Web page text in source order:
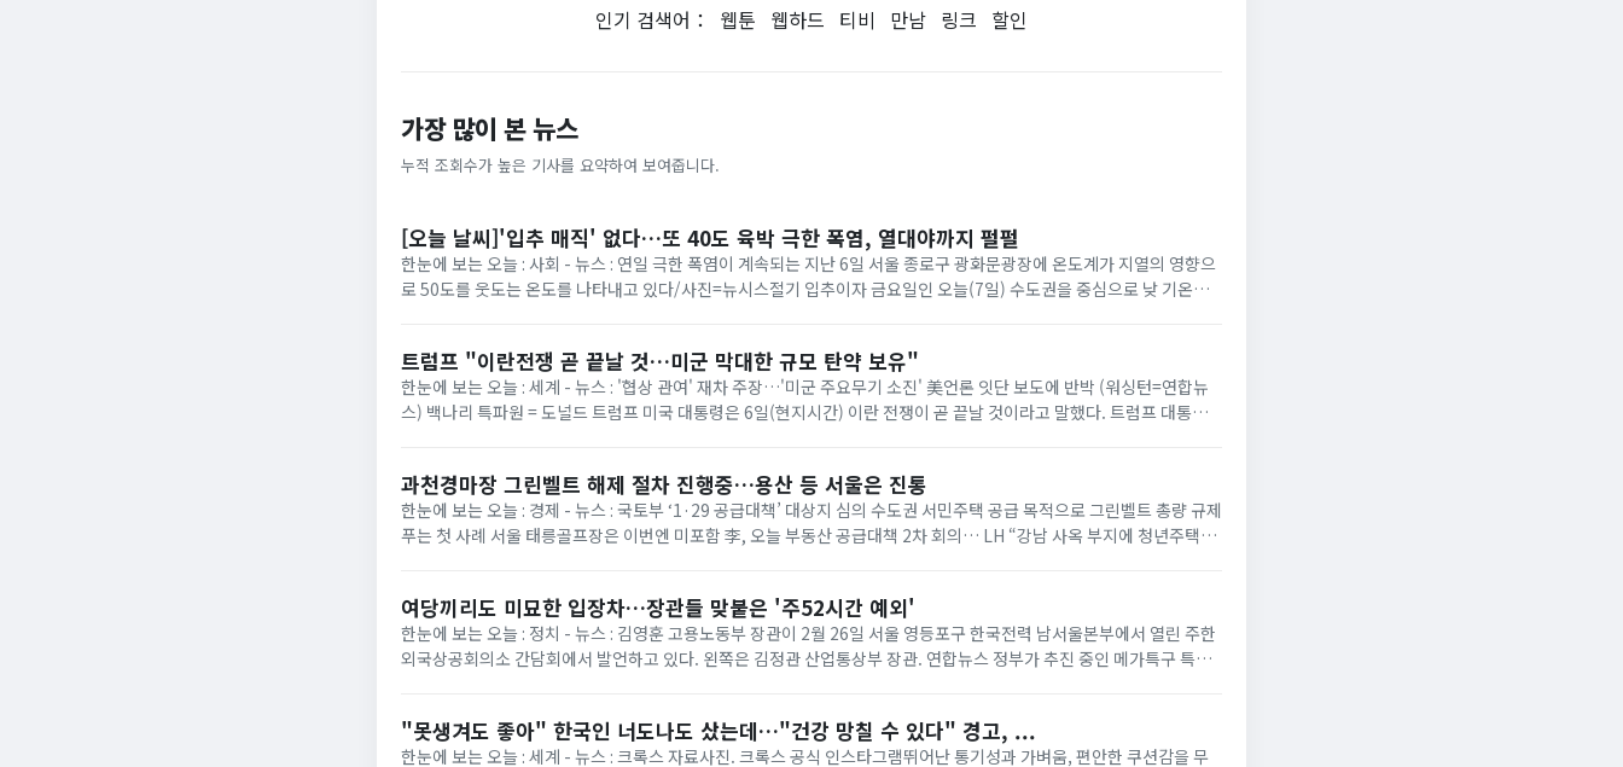
인기 검색어： 웹툰 웹하드 티비 만남 링크 할인
가장 많이 본 뉴스
누적 조회수가 높은 기사를 요약하여 보여줍니다.
[오늘 날씨]'입추 매직' 없다…또 40도 육박 극한 폭염, 열대야까지 펄펄
한눈에 보는 오늘 : 사회 - 뉴스 : 연일 극한 폭염이 계속되는 지난 6일 서울 종로구 광화문광장에 온도계가 지열의 영향으
로 50도를 웃도는 온도를 나타내고 있다/사진=뉴시스절기 입추이자 금요일인 오늘(7일) 수도권을 중심으로 낮 기온이
트럼프 "이란전쟁 곧 끝날 것…미군 막대한 규모 탄약 보유"
한눈에 보는 오늘 : 세계 - 뉴스 : '협상 관여' 재차 주장…'미군 주요무기 소진' 美언론 잇단 보도에 반박 (워싱턴=연합뉴
스) 백나리 특파원 = 도널드 트럼프 미국 대통령은 6일(현지시간) 이란 전쟁이 곧 끝날 것이라고 말했다. 트럼프 대통령
과천경마장 그린벨트 해제 절차 진행중…용산 등 서울은 진통
한눈에 보는 오늘 : 경제 - 뉴스 : 국토부 ‘1·29 공급대책’ 대상지 심의 수도권 서민주택 공급 목적으로 그린벨트 총량 규제
푸는 첫 사례 서울 태릉골프장은 이번엔 미포함 李, 오늘 부동산 공급대책 2차 회의… LH “강남 사옥 부지에 청년주택”
여당끼리도 미묘한 입장차…장관들 맞붙은 '주52시간 예외'
한눈에 보는 오늘 : 정치 - 뉴스 : 김영훈 고용노동부 장관이 2월 26일 서울 영등포구 한국전력 남서울본부에서 열린 주한
외국상공회의소 간담회에서 발언하고 있다. 왼쪽은 김정관 산업통상부 장관. 연합뉴스 정부가 추진 중인 메가특구 특별
"못생겨도 좋아" 한국인 너도나도 샀는데…"건강 망칠 수 있다" 경고, ...
한눈에 보는 오늘 : 세계 - 뉴스 : 크록스 자료사진. 크록스 공식 인스타그램뛰어난 통기성과 가벼움, 편안한 쿠션감을 무